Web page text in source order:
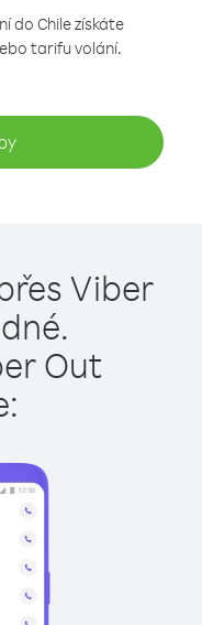
do Chile získáte
tarifu volání.
Viber
Out